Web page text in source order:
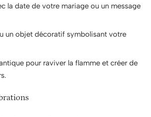
la date de votre mariage ou un message
un objet décoratif symbolisant votre
pour raviver la flamme et créer de